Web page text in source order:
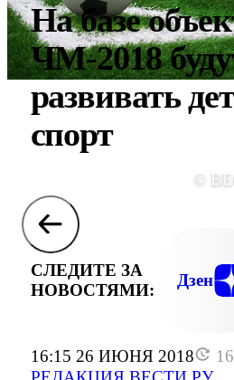
16:15 26 ИЮНЯ 2018
На базе
ЧМ-2018
развивать
спорт
©
СЛЕДИТЕ ЗА
НОВОСТЯМИ:
Дзен